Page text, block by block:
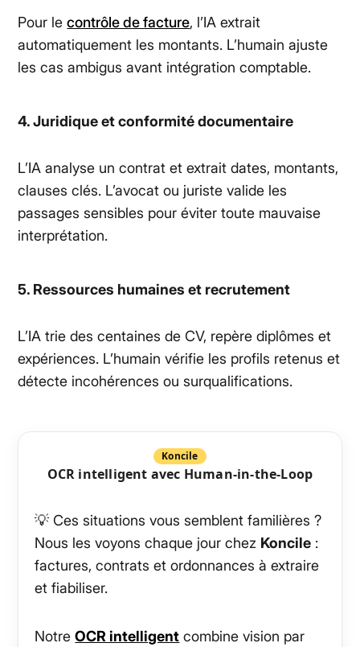
Pour lecontrôle de facture, l’IA extrait
automatiquement les montants. L’humain ajuste
les cas ambigus avant intégration comptable.
4. Juridique et conformité documentaire
L’IA analyse un contrat et extrait dates, montants,
clauses clés. L’avocat ou juriste valide les
passages sensibles pour éviter toute mauvaise
interprétation.
5. Ressources humaines et recrutement
L’IA trie des centaines de CV, repère diplômes et
expériences. L’humain vérifie les profils retenus et
détecte incohérences ou surqualifications.
Koncile
OCR intelligent avec Human-in-the-Loop
💡 Ces situations vous semblent familières ?
Nous les voyons chaque jour chez Koncile :
factures, contrats et ordonnances à extraire
et fiabiliser.
NotreOCR intelligent combine vision par